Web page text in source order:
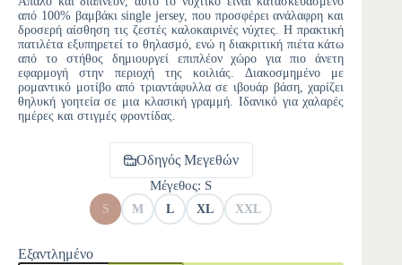
από 100% βαμβάκι single jersey, που προσφέρει ανάλαφρη και
δροσερή αίσθηση τις ζεστές καλοκαιρινές νύχτες. Η πρακτική
πατιλέτα εξυπηρετεί το θηλασμό, ενώ η διακριτική πιέτα κάτω
από το στήθος δημιουργεί επιπλέον χώρο για πιο άνετη
εφαρμογή στην περιοχή της κοιλιάς. Διακοσμημένο με
ρομαντικό μοτίβο από τριαντάφυλλα σε ιβουάρ βάση, χαρίζει
θηλυκή γοητεία σε μια κλασική γραμμή. Ιδανικό για χαλαρές
ημέρες και στιγμές φροντίδας.
Οδηγός Μεγεθών
Μέγεθος: S
S M L XL XXL
Εξαντλημένο